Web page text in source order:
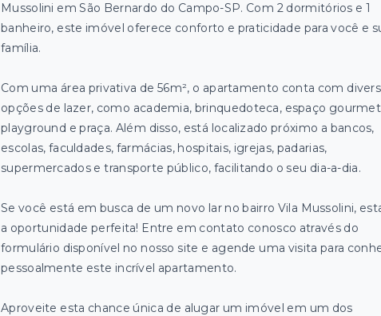
Mussolini em São Bernardo do Campo-SP. Com 2 dormitórios e 1
banheiro, este imóvel oferece conforto e praticidade para você e
família.
Com uma área privativa de 56m², o apartamento conta com
opções de lazer, como academia, brinquedoteca, espaço
playground e praça. Além disso, está localizado próximo a bancos,
escolas, faculdades, farmácias, hospitais, igrejas, padarias,
supermercados e transporte público, facilitando o seu dia-a-dia.
Se você está em busca de um novo lar no bairro Vila Mussolini,
a oportunidade perfeita! Entre em contato conosco através do
formulário disponível no nosso site e agende uma visita para
pessoalmente este incrível apartamento.
Aproveite esta chance única de alugar um imóvel em um dos